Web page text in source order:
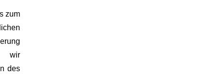
zum
wir
des